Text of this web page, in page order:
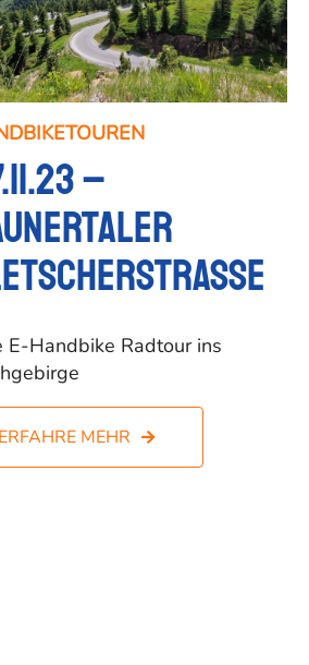
–
E-Handbike Radtour ins
ERFAHRE MEHR